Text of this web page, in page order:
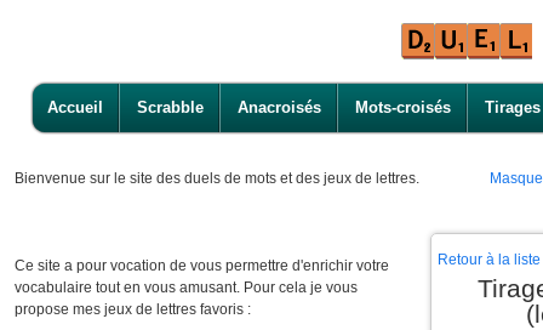
Accueil Scrabble Anacroisés Mots-croisés Tirages
Bienvenue sur le site des duels de mots et des jeux de lettres.
Ce site a pour vocation de vous permettre d'enrichir votre
vocabulaire tout en vous amusant. Pour cela je vous
propose mes jeux de lettres favoris :
Retour à la